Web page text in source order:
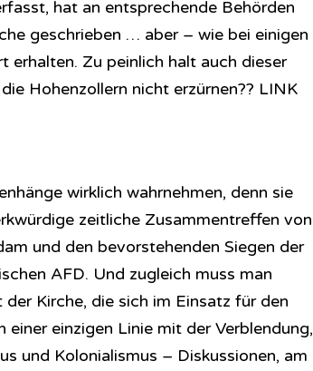
hat an entsprechende Behörden
geschrieben … aber – wie bei einigen
erhalten. Zu peinlich halt auch dieser
Hohenzollern nicht erzürnen?? LINK
wirklich wahrnehmen, denn sie
zeitliche Zusammentreffen von
und den bevorstehenden Siegen der
AFD. Und zugleich muss man
Kirche, die sich im Einsatz für den
einzigen Linie mit der Verblendung,
und Kolonialismus – Diskussionen, am